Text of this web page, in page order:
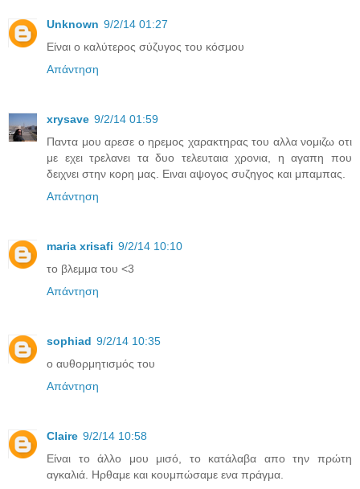
Unknown 9/2/14 01:27
Είναι ο καλύτερος σύζυγος του κόσμου
Απάντηση
xrysave 9/2/14 01:59
Παντα μου αρεσε ο ηρεμος χαρακτηρας του αλλα νομιζω οτι
με εχει τρελανει τα δυο τελευταια χρονια, η αγαπη που
δειχνει στην κορη μας. Ειναι αψογος συζηγος και μπαμπας.
Απάντηση
maria xrisafi 9/2/14 10:10
το βλεμμα του <3
Απάντηση
sophiad 9/2/14 10:35
ο αυθορμητισμός του
Απάντηση
Claire 9/2/14 10:58
Είναι το άλλο μου μισό, το κατάλαβα απο την πρώτη
αγκαλιά. Ηρθαμε και κουμπώσαμε ενα πράγμα.